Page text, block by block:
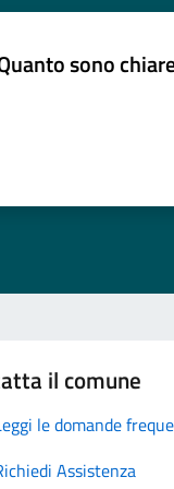
sono
il comune
le domande
Assistenza